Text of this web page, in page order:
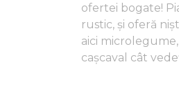
ofertei bogate!
rustic, și oferă
aici
cașcaval cât